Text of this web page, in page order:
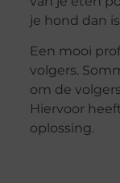
je hond dan
Een mooi
volgers.
om de
Hiervoor
oplossing.